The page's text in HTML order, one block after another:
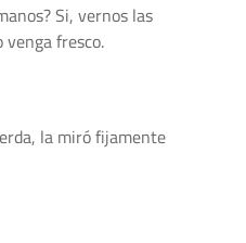
Si, vernos las
venga fresco.
la miró fijamente